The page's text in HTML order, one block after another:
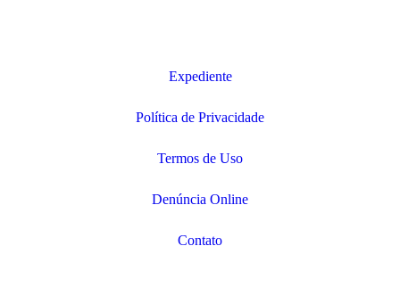
Expediente
Política de Privacidade
Termos de Uso
Denúncia Online
Contato